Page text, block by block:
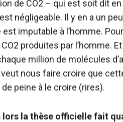
de CO2 – qui est soit dit
négligeable. Il y en a un
imputable à l’homme.
produites par l’homme.
million de molécules
nous faire croire que
de peine à le croire (rires).
lors la thèse officielle fait